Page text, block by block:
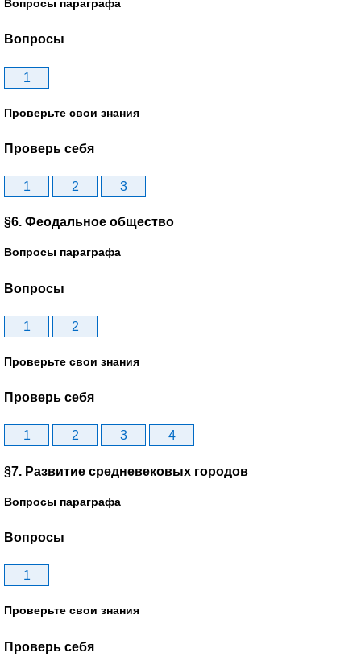
Вопросы параграфа
Вопросы
1
Проверьте свои знания
Проверь себя
1 2 3
§6. Феодальное общество
Вопросы параграфа
Вопросы
1 2
Проверьте свои знания
Проверь себя
1 2 3 4
§7. Развитие средневековых городов
Вопросы параграфа
Вопросы
1
Проверьте свои знания
Проверь себя